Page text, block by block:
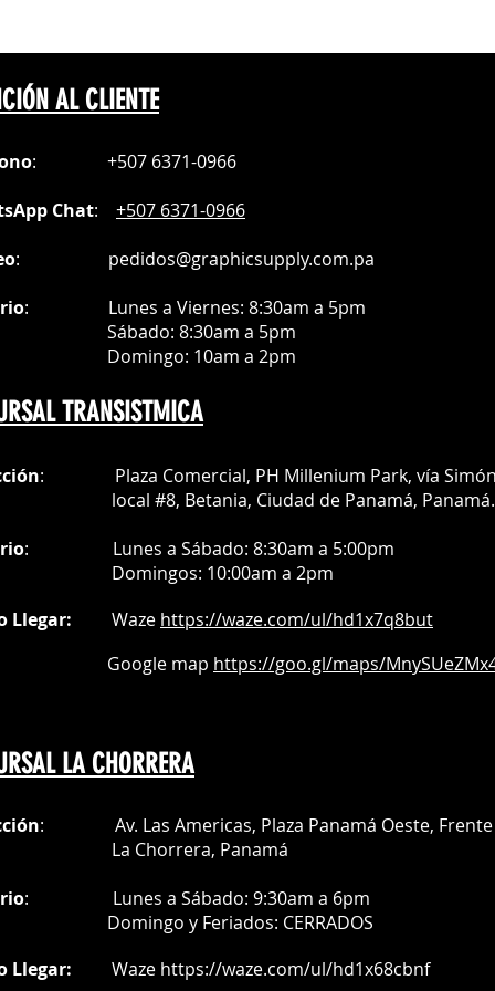
AL CLIENTE
: +507 6371-0966
Chat: +507 6371-0966
: pedidos@graphicsupply.com.pa
: Lunes a Viernes: 8:30am a 5pm
: 8:30am a 5pm
10am a 2pm
TRANSISTMICA
: Plaza Comercial, PH Millenium Park, vía
#8, Betania, Ciudad de Panamá, Panamá.
: Lunes a Sábado: 8:30am a 5:00pm
Domingos: 10:00am a 2pm
Llegar: Waze https://waze.com/ul/hd1x7q8but
map https://goo.gl/maps/
LA CHORRERA
: Av. Las Americas, Plaza Panamá Oeste, Frente
Chorrera, Panamá
: Lunes a Sábado: 9:30am a 6pm
mingo y Feriados: CERRADOS
Llegar: Waze https://waze.com/ul/hd1x68cbnf